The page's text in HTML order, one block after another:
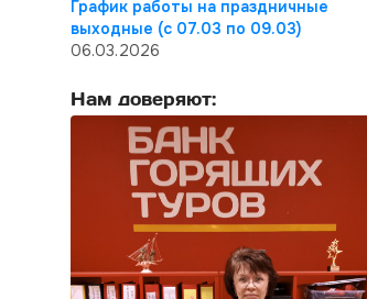
График работы на праздничные
выходные (с 07.03 по 09.03)
06.03.2026
Нам доверяют: